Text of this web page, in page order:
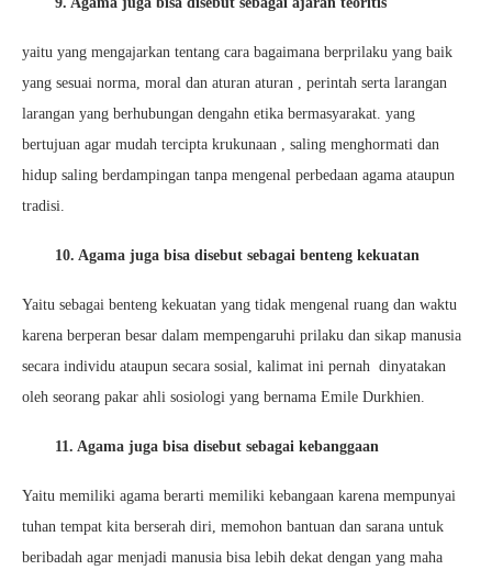
yaitu yang mengajarkan tentang cara bagaimana berprilaku yang baik
yang sesuai norma, moral dan aturan aturan , perintah serta larangan
larangan yang berhubungan dengahn etika bermasyarakat. yang
bertujuan agar mudah tercipta krukunaan , saling menghormati dan
hidup saling berdampingan tanpa mengenal perbedaan agama ataupun
tradisi.
10. Agama juga bisa disebut sebagai benteng kekuatan
Yaitu sebagai benteng kekuatan yang tidak mengenal ruang dan waktu
karena berperan besar dalam mempengaruhi prilaku dan sikap manusia
secara individu ataupun secara sosial, kalimat ini pernah dinyatakan
oleh seorang pakar ahli sosiologi yang bernama Emile Durkhien.
11. Agama juga bisa disebut sebagai kebanggaan
Yaitu memiliki agama berarti memiliki kebangaan karena mempunyai
tuhan tempat kita berserah diri, memohon bantuan dan sarana untuk
beribadah agar menjadi manusia bisa lebih dekat dengan yang maha